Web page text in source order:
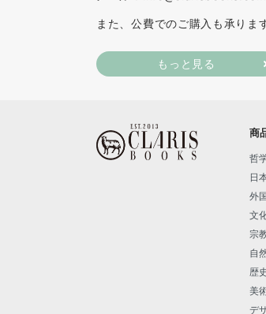
また、公費でのご購入も承りま
もっと見る
商
哲
日
外
文
宗
自
歴史
美
デ